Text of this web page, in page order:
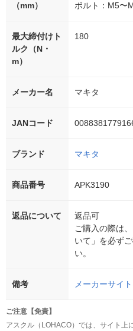
（mm）
ボルト：M5〜
最大締付けト
ルク（N・
m）
180
メーカー名 マキタ
JANコード
ブランド マキタ
商品番号 APK3190
返品について
返品可
ご購入の際は
いて」を必ず
い。
備考 メーカーサイ
ご注意【免責】
アスクル（LOHACO）では、サイト上